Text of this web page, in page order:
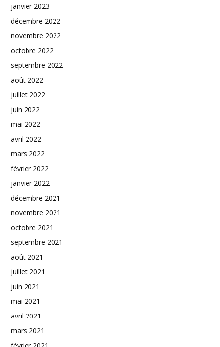
janvier 2023
décembre 2022
novembre 2022
octobre 2022
septembre 2022
août 2022
juillet 2022
juin 2022
mai 2022
avril 2022
mars 2022
février 2022
janvier 2022
décembre 2021
novembre 2021
octobre 2021
septembre 2021
août 2021
juillet 2021
juin 2021
mai 2021
avril 2021
mars 2021